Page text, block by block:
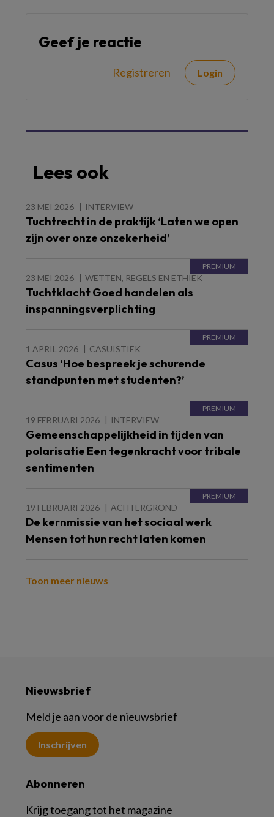
Geef je reactie
Registreren Login
Lees ook
23 MEI 2026 INTERVIEW
Tuchtrecht in de praktijk ‘Laten we open
zijn over onze onzekerheid’
23 MEI 2026 WETTEN, REGELS EN ETHIEK
Tuchtklacht Goed handelen als
inspanningsverplichting
1 APRIL 2026 CASUÏSTIEK
Casus ‘Hoe bespreek je schurende
standpunten met studenten?’
19 FEBRUARI 2026 INTERVIEW
Gemeenschappelijkheid in tijden van
polarisatie Een tegenkracht voor tribale
sentimenten
19 FEBRUARI 2026 ACHTERGROND
De kernmissie van het sociaal werk
Mensen tot hun recht laten komen
Toon meer nieuws
Nieuwsbrief
Meld je aan voor de nieuwsbrief
Inschrijven
Abonneren
Krijg toegang tot het magazine